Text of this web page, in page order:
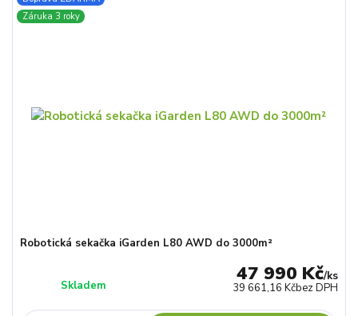
Záruka 3 roky
Robotická sekačka iGarden L80 AWD do 3000m²
47 990 Kč/ks
39 661,16 Kčbez DPH
Skladem